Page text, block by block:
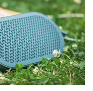
POUR